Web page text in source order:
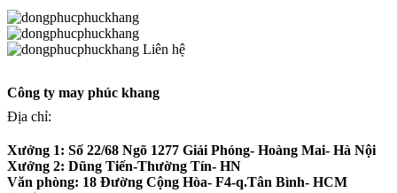
Liên hệ
Công ty may phúc khang
Địa chỉ:
Xưởng 1: Số 22/68 Ngõ 1277 Giải Phóng- Hoàng Mai- Hà Nội
Xưởng 2: Dũng Tiến-Thường Tín- HN
Văn phòng: 18 Đường Cộng Hòa- F4-q.Tân Bình- HCM